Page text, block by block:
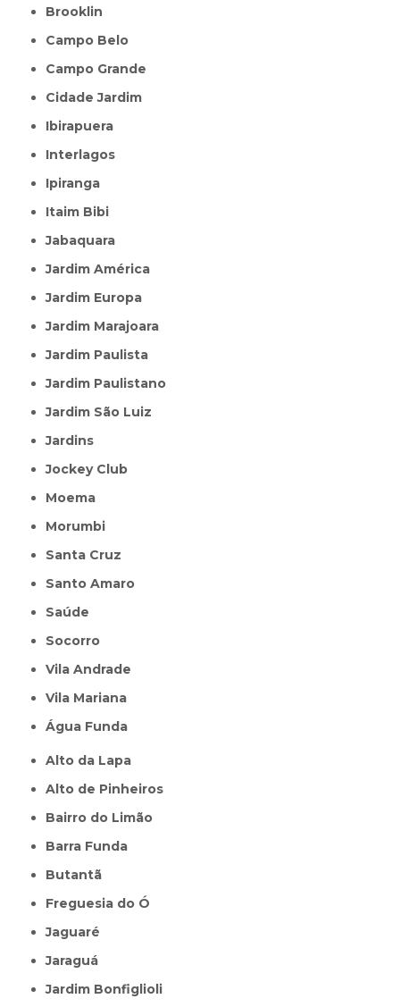
Brooklin
Campo Belo
Campo Grande
Cidade Jardim
Ibirapuera
Interlagos
Ipiranga
Itaim Bibi
Jabaquara
Jardim América
Jardim Europa
Jardim Marajoara
Jardim Paulista
Jardim Paulistano
Jardim São Luiz
Jardins
Jockey Club
Moema
Morumbi
Santa Cruz
Santo Amaro
Saúde
Socorro
Vila Andrade
Vila Mariana
Água Funda
Alto da Lapa
Alto de Pinheiros
Bairro do Limão
Barra Funda
Butantã
Freguesia do Ó
Jaguaré
Jaraguá
Jardim Bonfiglioli